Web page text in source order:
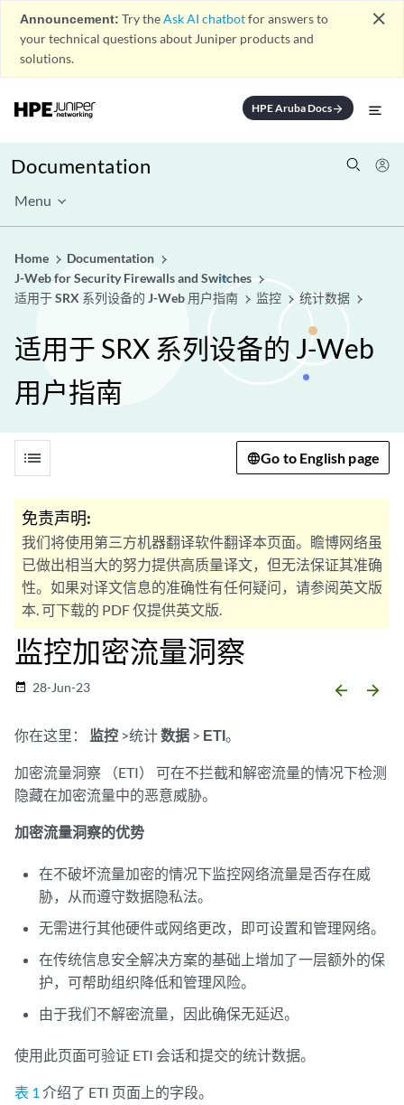
Announcement: Try theAsk AI chatbotfor answers to
your technical questions about Juniper products and
solutions.
close
HPE Aruba Docsarrow_forward
Documentation
Menu
Home
Documentation
J-Web for Security Firewalls and Switches
适用于 SRX 系列设备的 J-Web 用户指南
监控 统计数据
适用于 SRX 系列设备的 J-Web
用户指南
list Go to English page
免责声明:
我们将使用第三方机器翻译软件翻译本页面。瞻博网络虽
已做出相当大的努力提供高质量译文，但无法保证其准确
性。如果对译文信息的准确性有任何疑问，请参阅英文版
本. 可下载的 PDF 仅提供英文版.
监控加密流量洞察
date_range 28-Jun-23 arrow_backward arrow_forward
你在这里： 监控 >统计数据 > ETI。
加密流量洞察 （ETI） 可在不拦截和解密流量的情况下检测
隐藏在加密流量中的恶意威胁。
加密流量洞察的优势
在不破坏流量加密的情况下监控网络流量是否存在威
胁，从而遵守数据隐私法。
无需进行其他硬件或网络更改，即可设置和管理网络。
在传统信息安全解决方案的基础上增加了一层额外的保
护，可帮助组织降低和管理风险。
由于我们不解密流量，因此确保无延迟。
使用此页面可验证 ETI 会话和提交的统计数据。
表 1 介绍了 ETI 页面上的字段。